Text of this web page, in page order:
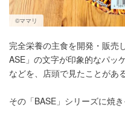
©ママリ
完全栄養の主食を開発・販売
ASE」の文字が印象的なパッ
などを、店頭で見たことがあ
その「BASE」シリーズに焼